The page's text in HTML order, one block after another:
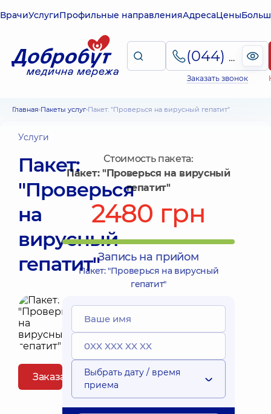
ВрачиУслугиПрофильные направленияАдресаЦены
(044) 495-2-888
Заказать звонок
Главная Пакеты услуг Пакет: "Проверься на вирусный гепатит"
Услуги
Пакет:
"Проверься
на
вирусный
гепатит"
Заказать пакет
Стоимость пакета:
Пакет: "Проверься на вирусный
гепатит"
2480 грн
Запись на прийом
Пакет: "Проверься на вирусный
гепатит"
Выбрать дату / время
приема